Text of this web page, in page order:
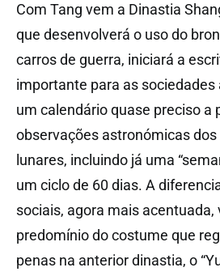
Com Tang vem a Dinastia
que desenvolverá o uso do
carros de guerra, iniciará a
importante para as
um calendário quase preciso a
observações astronómicas dos
lunares, incluindo já uma
um ciclo de 60 dias. A
sociais, agora mais acentuada,
predomínio do costume que
penas na anterior dinastia, o